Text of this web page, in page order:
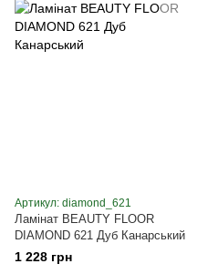
Артикул: diamond_621
Ламінат BEAUTY FLOOR
DIAMOND 621 Дуб Канарський
1 228 грн